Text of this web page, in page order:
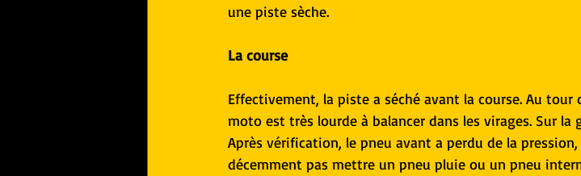
une piste sèche.
La course
Effectivement, la piste a séché avant la course. Au
moto est très lourde à balancer dans les virages. Sur la
Après vérification, le pneu avant a perdu de la
décemment pas mettre un pneu pluie ou un pneu